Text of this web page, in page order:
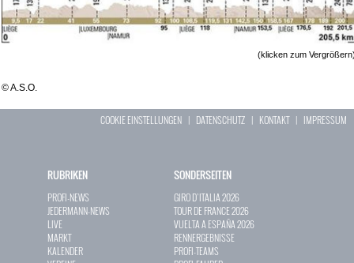
(klicken zum
© A.S.O.
COOKIE EINSTELLUNGEN | DATENSCHUTZ | KONTAKT| IMPRESSUM
RUBRIKEN
PROFI-NEWS
JEDERMANN-NEWS
LIVE
MARKT
KALENDER
SONDERSEITEN
GIRO D`ITALIA 2026
TOUR DE FRANCE 2026
VUELTA A ESPAÑA 2026
RENNERGEBNISSE
PROFI-TEAMS